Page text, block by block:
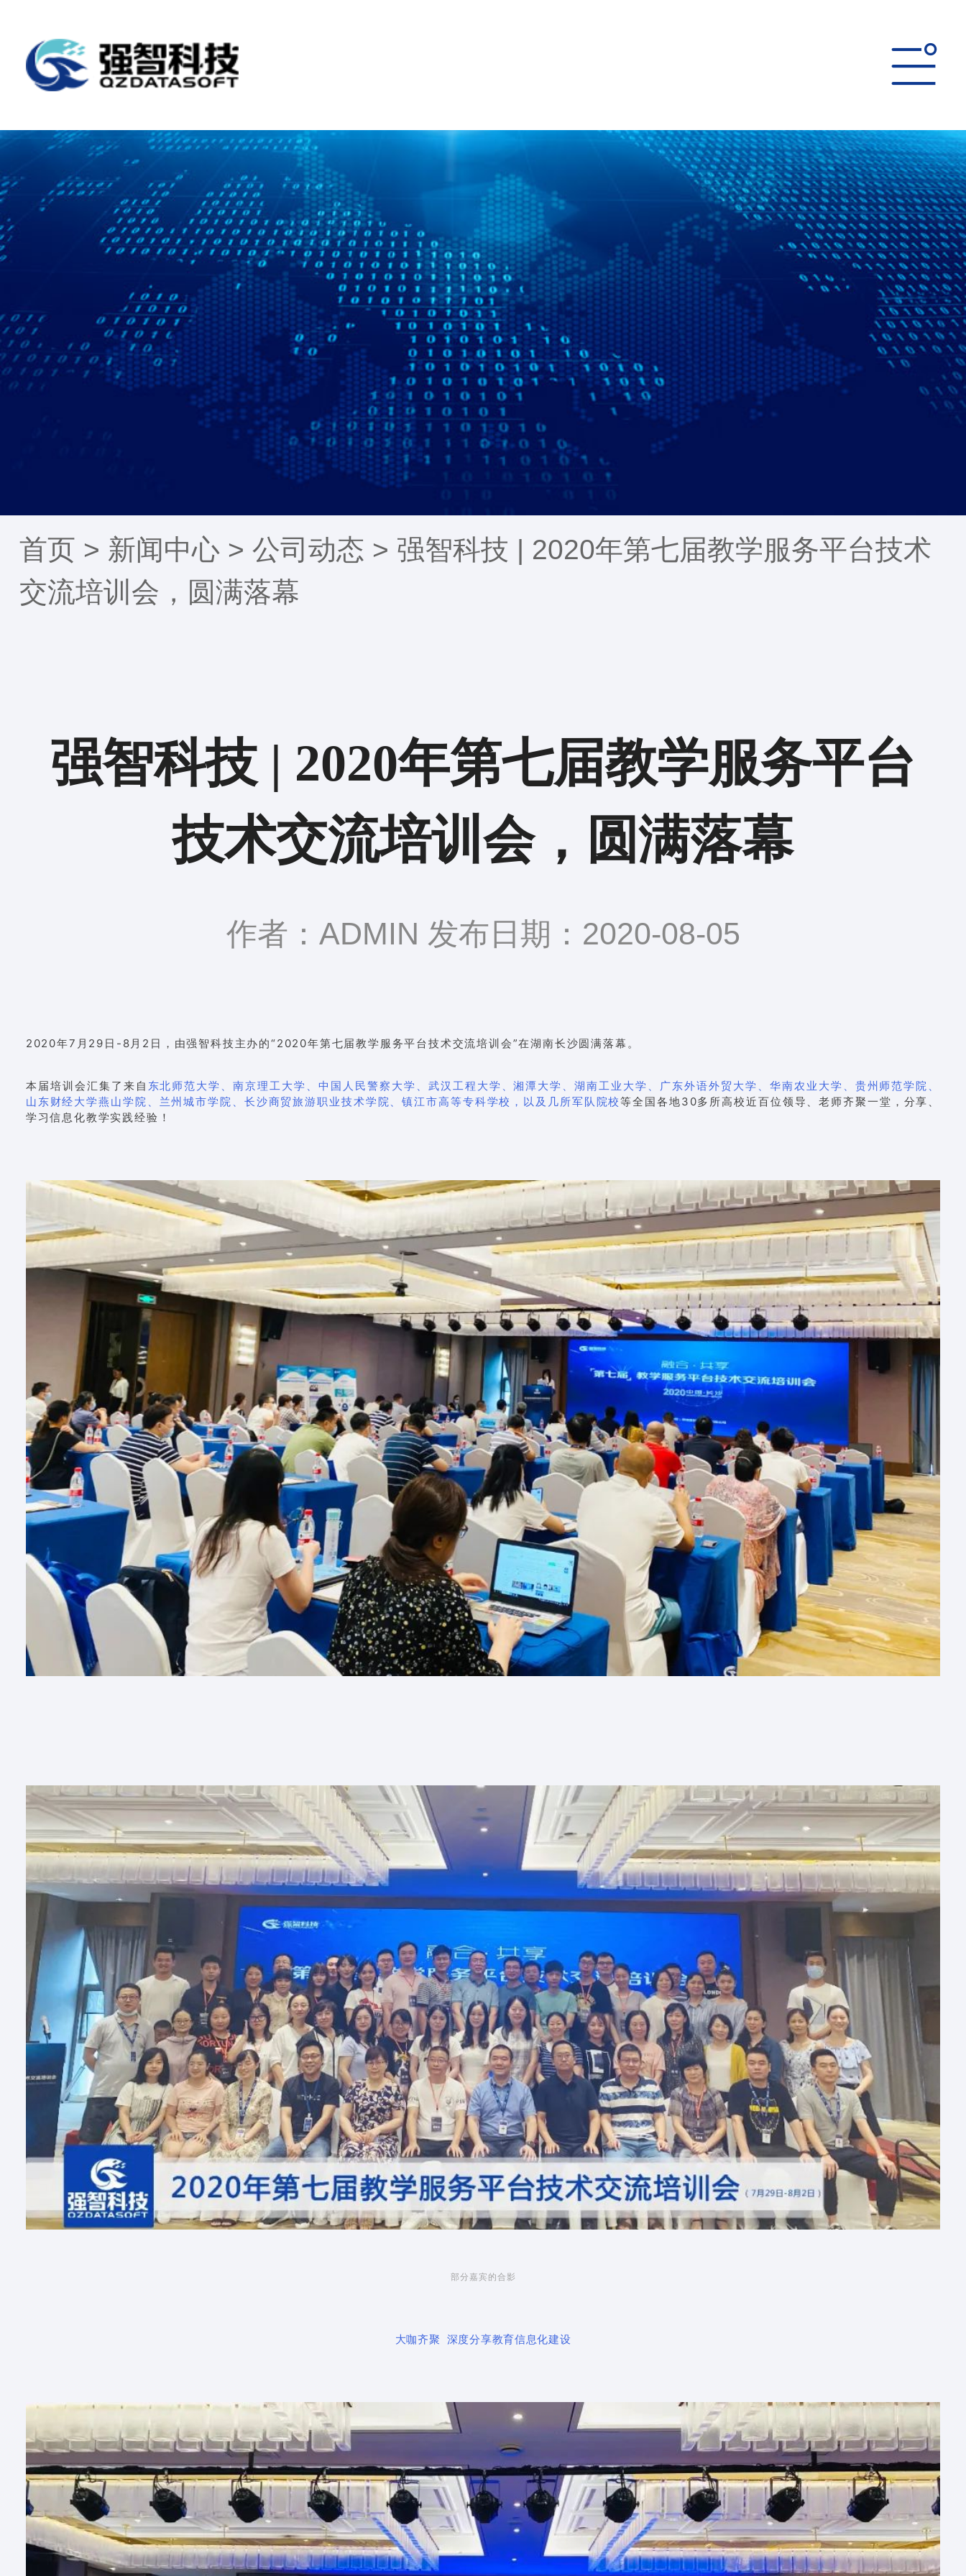
首页 > 新闻中心> 公司动态 > 强智科技 | 2020年第七届教学服务平台技术
交流培训会，圆满落幕
强智科技 | 2020年第七届教学服务平台
技术交流培训会，圆满落幕
作者：ADMIN 发布日期：2020-08-05
2020年7月29日-8月2日，由强智科技主办的“2020年第七届教学服务平台技术交流培训会”在湖南长沙圆满落幕。
本届培训会汇集了来自 东北师范大学、南京理工大学、中国人民警察大学、 武汉工程大学、湘潭大学、湖南工业大学、广东外语外贸大学、华南农业大学、贵州师范学院、
山东财经大学燕山学院、兰州城市学院、长沙商贸旅游职业技术学院、镇江市高等专科学校，以及几所军队院校等全国各地30多所高校近百位领导、老师齐聚一堂，分享、
学习信息化教学实践经验！
部分嘉宾的合影
大咖齐聚 深度分享教育信息化建设